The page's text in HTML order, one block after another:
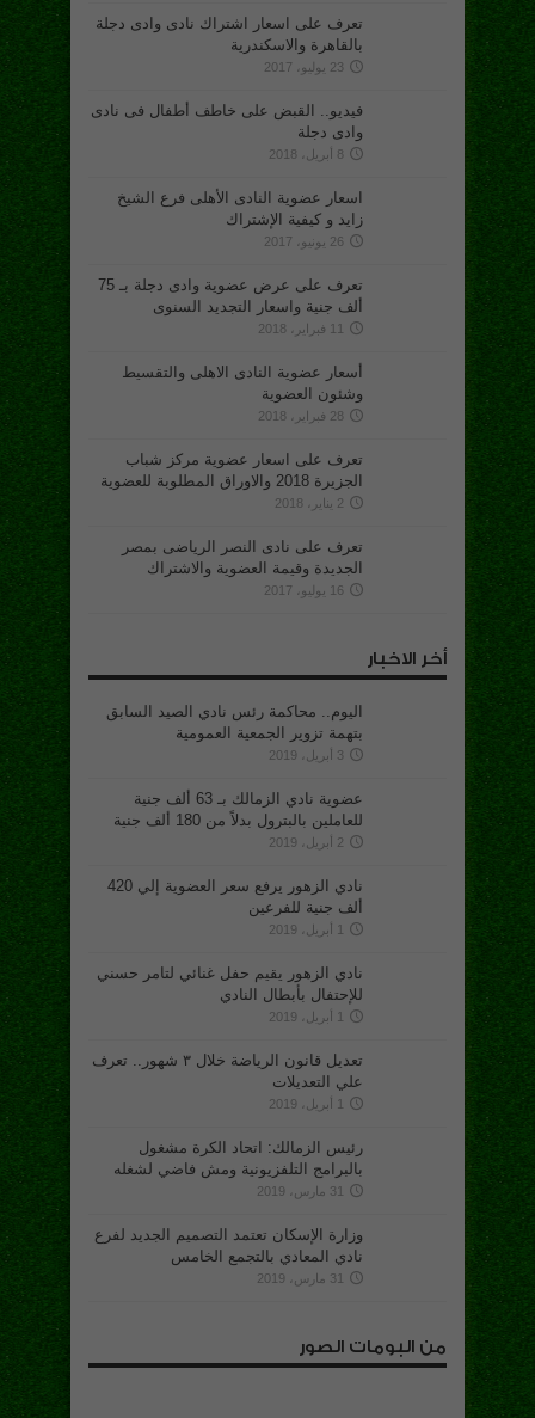
تعرف على اسعار اشتراك نادى وادى دجلة
بالقاهرة والاسكندرية
23 يوليو، 2017
فيديو.. القبض على خاطف أطفال فى نادى
وادى دجلة
8 أبريل، 2018
اسعار عضوية النادى الأهلى فرع الشيخ
زايد و كيفية الإشتراك
26 يونيو، 2017
تعرف على عرض عضوية وادى دجلة بـ 75
ألف جنية واسعار التجديد السنوى
11 فبراير، 2018
أسعار عضوية النادى الاهلى والتقسيط
وشئون العضوية
28 فبراير، 2018
تعرف على اسعار عضوية مركز شباب
الجزيرة 2018 والاوراق المطلوبة للعضوية
2 يناير، 2018
تعرف على نادى النصر الرياضى بمصر
الجديدة وقيمة العضوية والاشتراك
16 يوليو، 2017
أخر الاخبار
اليوم.. محاكمة رئس نادي الصيد السابق
بتهمة تزوير الجمعية العمومية
3 أبريل، 2019
عضوية نادي الزمالك بـ 63 ألف جنية
للعاملين بالبترول بدلاً من 180 ألف جنية
2 أبريل، 2019
نادي الزهور يرفع سعر العضوية إلي 420
ألف جنية للفرعين
1 أبريل، 2019
نادي الزهور يقيم حفل غنائي لتامر حسني
للإحتفال بأبطال النادي
1 أبريل، 2019
تعديل قانون الرياضة خلال ٣ شهور.. تعرف
علي التعديلات
1 أبريل، 2019
رئيس الزمالك: اتحاد الكرة مشغول
بالبرامج التلفزيونية ومش فاضي لشغله
31 مارس، 2019
وزارة الإسكان تعتمد التصميم الجديد لفرع
نادي المعادي بالتجمع الخامس
31 مارس، 2019
من البومات الصور